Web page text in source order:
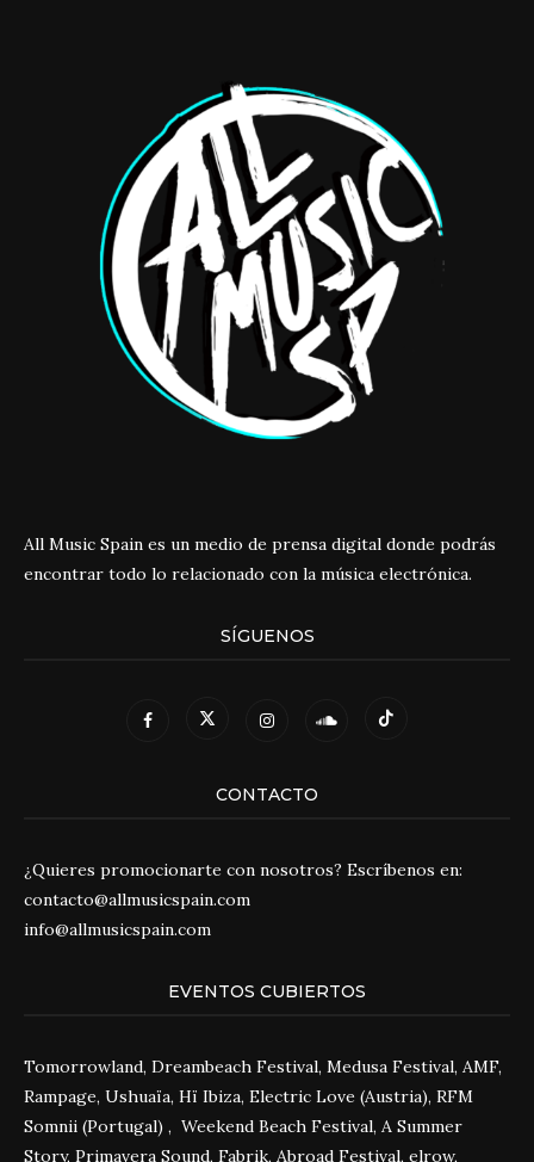
All Music Spain es un medio de prensa digital donde podrás
encontrar todo lo relacionado con la música electrónica.
SÍGUENOS
CONTACTO
¿Quieres promocionarte con nosotros? Escríbenos en:
contacto@allmusicspain.com
info@allmusicspain.com
EVENTOS CUBIERTOS
Tomorrowland, Dreambeach Festival, Medusa Festival, AMF,
Rampage, Ushuaïa, Hï Ibiza, Electric Love (Austria), RFM
Somnii (Portugal) , Weekend Beach Festival, A Summer
Story, Primavera Sound, Fabrik, Abroad Festival, elrow,